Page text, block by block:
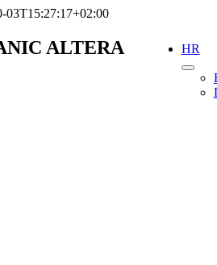
HR
03T15:27:17+02:00
ALTERA